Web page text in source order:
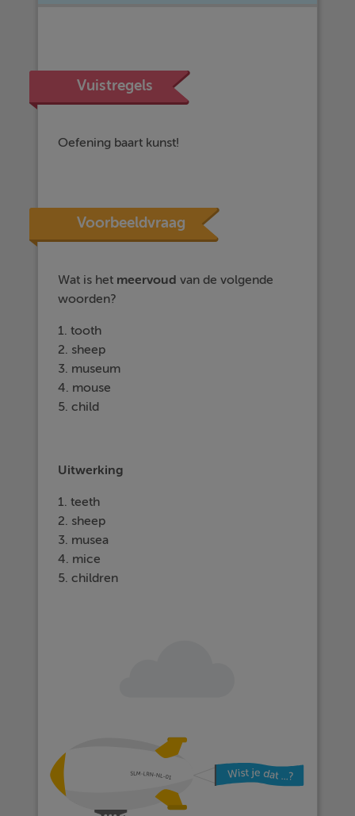
Vuistregels
Oefening baart kunst!
Voorbeeldvraag
Wat is het meervoud van de volgende
woorden?
1. tooth
2. sheep
3. museum
4. mouse
5. child
Uitwerking
1. teeth
2. sheep
3. musea
4. mice
5. children